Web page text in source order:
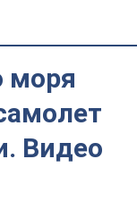
моря
Видео